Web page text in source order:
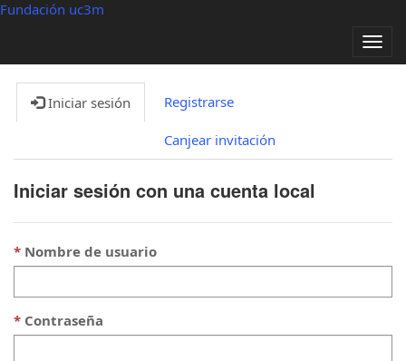
Fundación uc3m
Iniciar sesión Registrarse
Canjear invitación
Iniciar sesión con una cuenta local
Nombre de usuario
Contraseña